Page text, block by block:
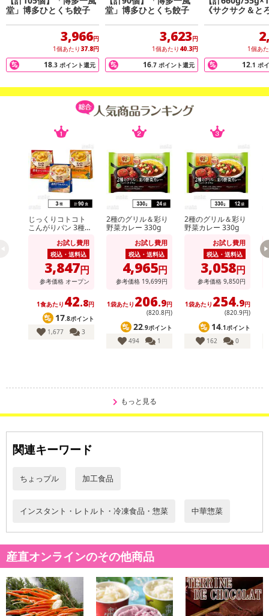
・原産国（最終加工地）：国産
・原材料/材質/素材：【彩り八宝菜】野菜(白菜(国産)、チンゲン菜、
たけのこ、にんじん)、魚介(いか、えび)、しいたけ、ヤングコー
卵、酒、香辛料、醤油、かつおエキス、揚げ油(大豆油)/増粘剤(加工
ー、酸味料、(一部に小麦・卵・えび・いか・大豆・豚肉・鶏肉を含
・アレルギー表示：小麦、卵、エビ、イカ、大豆、鶏肉、豚肉
注意事項
【賞味・消費期限のある商品について】
商品到着時点でのお日持ち期間は、配送日数などにより異なります
のでご了承ください。
堂」博多ひとくち餃子
3,966円
1個あたり 37.8円
18.3 ポイント還元
堂」博多ひとくち餃子
3,623円
1個あたり 40.3円
16.7 ポイント還元
《サクサク＆と
（八ヶ岳高原牛
1個あ
12.1 ポ
じっくりコトコト
こんがりパン 3種セ
タージュ / 濃厚かぼ
ちゃポタージュ / 濃
厚クラムポタージュ
お試し費用
税込・送料込
3,847円
参考価格 オープン
1食あたり 42.8円
17.8ポイント
1,677
3
2種のグリル＆彩り
野菜カレー 330g
お試し費用
税込・送料込
4,965円
参考価格 19,699円
1袋あたり 206.9円
(820.8円)
22.9ポイント
494
1
2種のグリル＆彩り
野菜カレー 330g
お試し費用
税込・送料込
3,058円
参考価格 9,850円
1袋あたり 254.9円
(820.9円)
14.1ポイント
162
0
もっと見る
関連キーワード
ちょっプル 加工食品
インスタント・レトルト・冷凍食品・惣菜 中華惣菜
産直オンラインのその他商品